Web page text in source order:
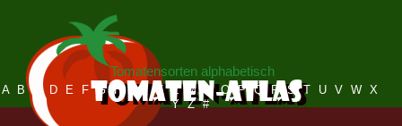
Tomatensorten alphabetisch
A B C D E F G H I J K L M N O P Q R S T U V W X
Y Z #